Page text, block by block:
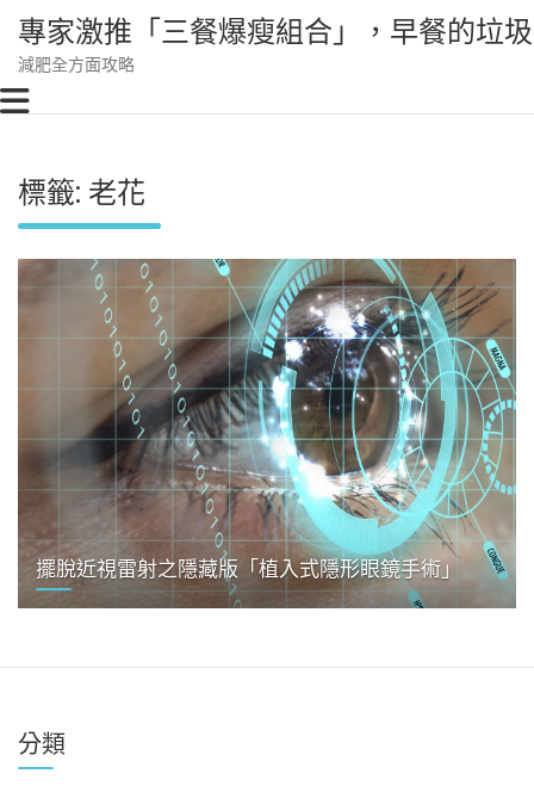
content
專家激推「三餐爆瘦組合」，早餐的垃
減肥全方面攻略
標籤: 老花
擺脫近視雷射之隱藏版「植入式隱形眼鏡手術」
分類